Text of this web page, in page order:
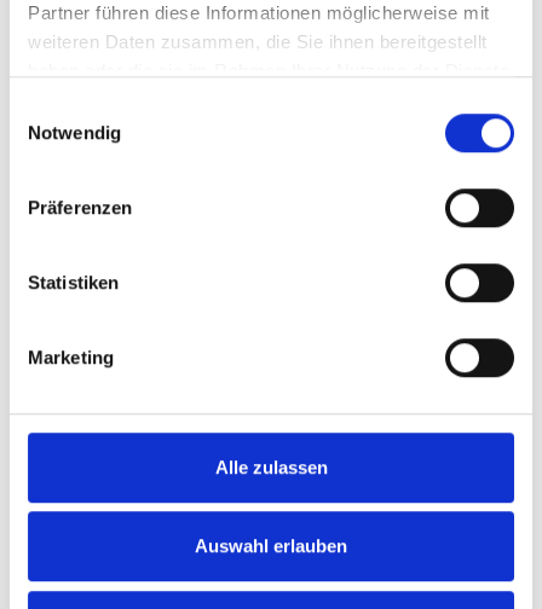
Partner führen diese Informationen möglicherweise mit
weiteren Daten zusammen, die Sie ihnen bereitgestellt
Notwendig
Präferenzen
Statistiken
Marketing
Alle zulassen
Auswahl erlauben
Gäste in Attendorn auf dem Parkplatz
vorhandenen Parkplätzen im Innenstadtkern,
stehen am Samstag und Sonntag außerdem
die Großraumparkplätze bei der LEWA am
Schelmeskamp neben der Aral-Tankstelle und
von Muhr & Söhne an der Kölner Straße zur